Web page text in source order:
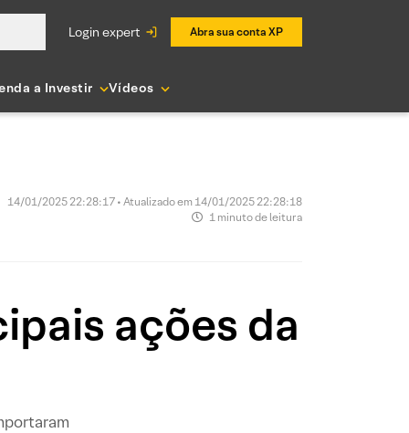
login expert Abra sua conta XP
a Investir Vídeos
14/01/2025 22:28:17 • Atualizado em 14/01/2025 22:28:18
1 minuto de leitura
ações da